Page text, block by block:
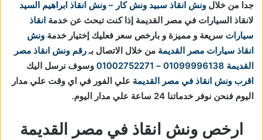
جدا من خلال ونش انقاذ سبيد ونش كار – ونش انقاذ ابراهيم السيد
لانقاذ السيارات في مصر القديمة إذا كنت تبحث عن خدمة انقاذ
سيارات سريعة و مميزة و بارخص سعر فعليك إختيار خدمة ونش
انقاذ سيارات مصر القديمة من خلال الاتصال بـرقم ونش انقاذ مصر
القديمة 01099996138
–
01002752271 وسوف نرسل اليك
اقرب ونش انقاذ في مصر القديمة علي الفور في اي وقت علي مدار
اليوم فنحن نوفر خدماتنا 24 ساعة علي مدار اليوم.
ارخص ونش انقاذ في مصر القديمة